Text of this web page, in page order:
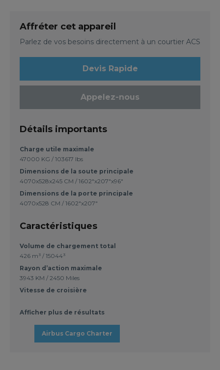
Affréter cet appareil
Parlez de vos besoins directement à un courtier ACS
Devis Rapide
Appelez-nous
Détails importants
Charge utile maximale
47000 KG / 103617 lbs
Dimensions de la soute principale
4070x528x245 CM / 1602"x207"x96"
Dimensions de la porte principale
4070x528 CM / 1602"x207"
Caractéristiques
Volume de chargement total
426 m³ / 15044³
Rayon d’action maximale
3943 KM / 2450 Miles
Vitesse de croisière
Afficher plus de résultats
Airbus Cargo Charter